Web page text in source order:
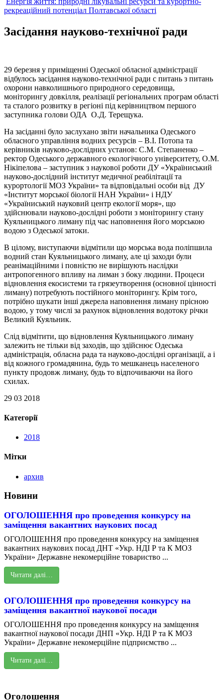
рекреаційний потенціал Полтавської області
Засідання науково-технічної ради
29 березня у приміщенні Одеської обласної адміністрації
відбулось засідання науково-технічної ради с питань з питань
охорони навколишнього природного середовища,
моніторингу довкілля, реалізації регіональних програм області
та сталого розвитку в регіоні під керівництвом першого
заступника голови ОДА О.Д. Терещука.
На засіданні було заслухано звіти начальника Одеського
обласного управління водних ресурсів – В.І. Потопа та
керівників науково-дослідних установ: С.М. Степаненко –
ректор Одеського державного екологічного університету, О.М.
Нікіпелова – заступник з наукової роботи ДУ «Україниський
науково-дослідний інститут медичної реабілітації та
курортології МОЗ України» та відповідальні особи від ДУ
«Інститут морської біології НАН України» і НДУ
«Україниський науковий центр екології моря», що
здійснювали науково-дослідні роботи з моніторингу стану
Куяльницького лиману під час наповнення його морською
водою з Одеської затоки.
В цілому, виступаючи відмітили що морська вода поліпшила
водний стан Куяльницького лиману, але ці заходи були
реанімаційними і повністю не вирішують наслідки
антропогенного впливу на лиман з боку людини. Процеси
відновлення екосистеми та грязеутворення (основної цінності
лиману) потребують постійного моніторингу. Крім того,
потрібно шукати інші джерела наповнення лиману прісною
водою, у тому числі за рахунок відновлення водотоку річки
Великий Куяльник.
Слід відмітити, що відновлення Куяльницького лиману
залежить не тільки від заходів, що здійснює Одеська
адміністрація, обласна рада та науково-дослідні організації, а і
від кожного громадянина, будь то мешканець населеного
пункту продовж лиману, будь то відпочиваючи на його
схилах.
29 03 2018
Категорії
2018
Мітки
архив
Новини
ОГОЛОШЕННЯ про проведення конкурсу на
заміщення вакантних наукових посад
ОГОЛОШЕННЯ про проведення конкурсу на заміщення
вакантних наукових посад ДНТ «Укр. НДІ Р та К МОЗ
України» Державне некомерційне товариство ...
Читати далі…
ОГОЛОШЕННЯ про проведення конкурсу на
заміщення вакантної наукової посади
ОГОЛОШЕННЯ про проведення конкурсу на заміщення
вакантної наукової посади ДНП «Укр. НДІ Р та К МОЗ
України» Державне некомерційне підприємство ...
Читати далі…
Оголошення